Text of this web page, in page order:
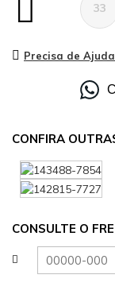
33
Precisa de
CONFIRA
CONSULTE O